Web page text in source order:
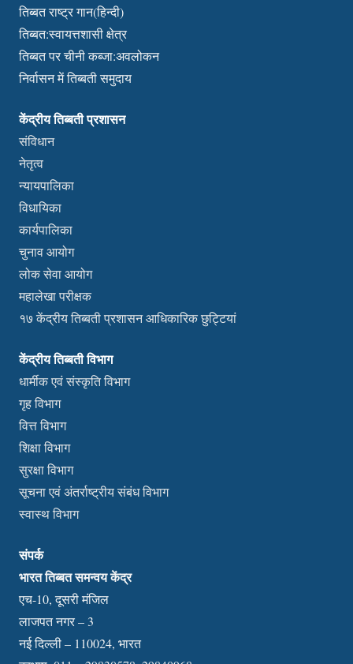
तिब्बत राष्ट्र गान(हिन्दी)
तिब्बत:स्वायत्तशासी क्षेत्र
तिब्बत पर चीनी कब्जा:अवलोकन
निर्वासन में तिब्बती समुदाय
केंद्रीय तिब्बती प्रशासन
संविधान
नेतृत्व
न्यायपालिका
विधायिका
कार्यपालिका
चुनाव आयोग
लोक सेवा आयोग
महालेखा परीक्षक
१७ केंद्रीय तिब्बती प्रशासन आधिकारिक छुट्टियां
केंद्रीय तिब्बती विभाग
धार्मीक एवं संस्कृति विभाग
गृह विभाग
वित्त विभाग
शिक्षा विभाग
सुरक्षा विभाग
सूचना एवं अंतर्राष्ट्रीय संबंध विभाग
स्वास्थ विभाग
संपर्क
भारत तिब्बत समन्वय केंद्र
एच-10, दूसरी मंजिल
लाजपत नगर – 3
नई दिल्ली – 110024, भारत